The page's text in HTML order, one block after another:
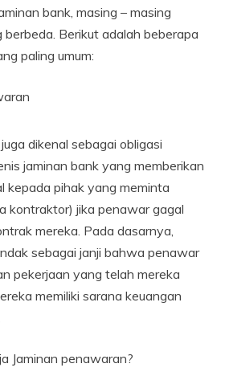
bank, masing – masing
Berikut adalah beberapa
paling umum:
dikenal sebagai obligasi
jaminan bank yang memberikan
kepada pihak yang meminta
kontraktor) jika penawar gagal
mereka. Pada dasarnya,
sebagai janji bahwa penawar
pekerjaan yang telah mereka
memiliki sarana keuangan
Jaminan penawaran?